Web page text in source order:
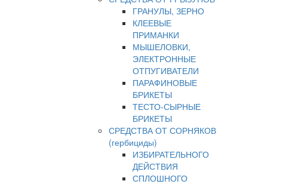
ГРАНУЛЫ, ЗЕРНО
КЛЕЕВЫЕ
ПРИМАНКИ
МЫШЕЛОВКИ,
ЭЛЕКТРОННЫЕ
ОТПУГИВАТЕЛИ
ПАРАФИНОВЫЕ
БРИКЕТЫ
ТЕСТО-СЫРНЫЕ
БРИКЕТЫ
СРЕДСТВА ОТ СОРНЯКОВ
(гербициды)
ИЗБИРАТЕЛЬНОГО
ДЕЙСТВИЯ
СПЛОШНОГО